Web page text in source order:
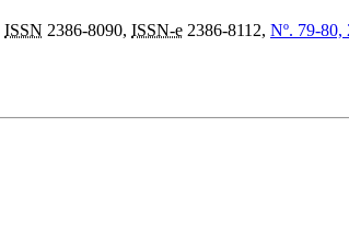
ISSN 2386-8090, ISSN-e 2386-8112, Nº. 79-80,